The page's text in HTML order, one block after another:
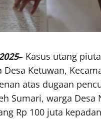
– Kasus utang
Ketuwan,
atas dugaan
Sumari, warga Desa
Rp 100 juta